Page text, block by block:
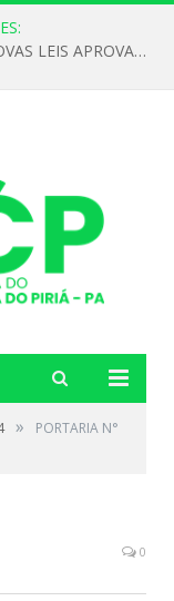
DECLARAMOS QUE NÃO HOUVERAM NOVAS LEIS APROVADAS ATÉ O MOMENTO PARA O INSTITUTO DE PREVIDÊNCIA NO ANO DE 2026
»
PORTARIA N°
0